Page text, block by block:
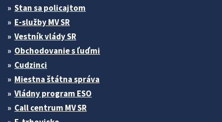
Stan sa policajtom
E-služby MV SR
Vestník vlády SR
Obchodovanie s ľuďmi
Cudzinci
Miestna štátna správa
Vládny program ESO
Call centrum MV SR